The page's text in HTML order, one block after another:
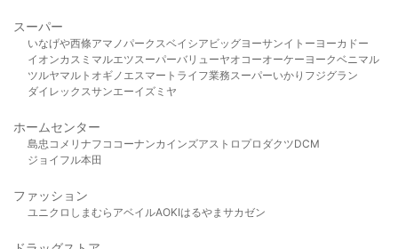
スーパー
いなげや西條アマノパークスベイシア ビッグヨーサンイトーヨーカドー
イオンカスミ マルエツスーパーバリューヤオコーオーケー ヨークベニマル
ツルヤマルト オギノ エスマート ライフ業務スーパーいかり フジグラン
ダイレックスサンエーイズミヤ
ホームセンター
島忠 コメリ ナフコ コーナンカインズアストロプロダクツDCM
ジョイフル本田
ファッション
ユニクロ しまむら アベイルAOKIはるやま サカゼン